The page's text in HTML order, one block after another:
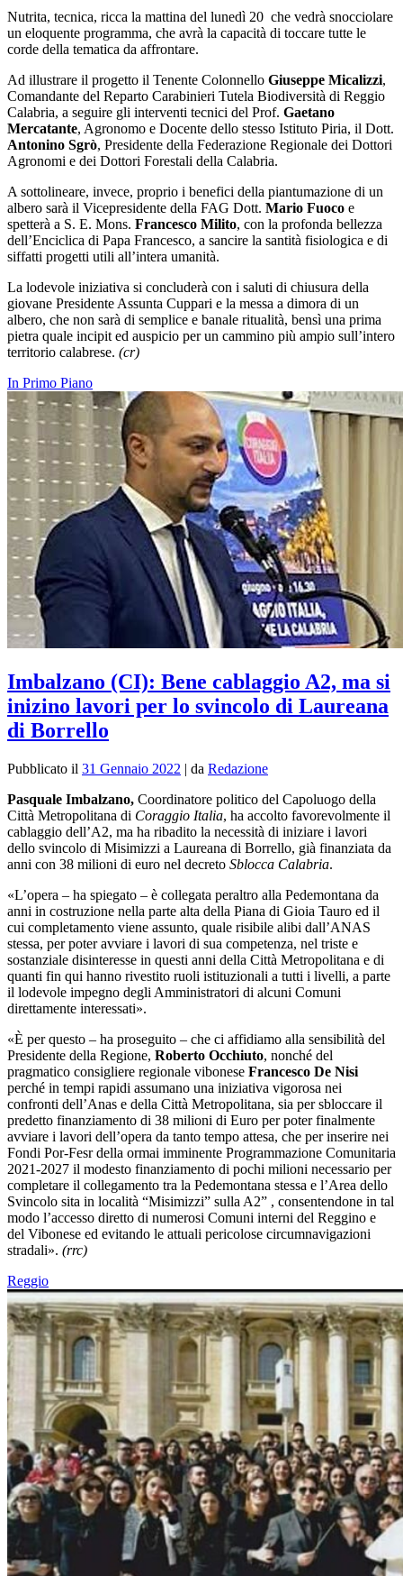
Nutrita, tecnica, ricca la mattina del lunedì 20 che vedrà snocciolare
un eloquente programma, che avrà la capacità di toccare tutte le
corde della tematica da affrontare.
Ad illustrare il progetto il Tenente Colonnello Giuseppe Micalizzi,
Comandante del Reparto Carabinieri Tutela Biodiversità di Reggio
Calabria, a seguire gli interventi tecnici del Prof. Gaetano
Mercatante, Agronomo e Docente dello stesso Istituto Piria, il Dott.
Antonino Sgrò, Presidente della Federazione Regionale dei Dottori
Agronomi e dei Dottori Forestali della Calabria.
A sottolineare, invece, proprio i benefici della piantumazione di un
albero sarà il Vicepresidente della FAG Dott. Mario Fuoco e
spetterà a S. E. Mons. Francesco Milito, con la profonda bellezza
dell’Enciclica di Papa Francesco, a sancire la santità fisiologica e di
siffatti progetti utili all’intera umanità.
La lodevole iniziativa si concluderà con i saluti di chiusura della
giovane Presidente Assunta Cuppari e la messa a dimora di un
albero, che non sarà di semplice e banale ritualità, bensì una prima
pietra quale incipit ed auspicio per un cammino più ampio sull’intero
territorio calabrese. (cr)
In Primo Piano
Imbalzano (CI): Bene cablaggio A2, ma si
inizino lavori per lo svincolo di Laureana
di Borrello
Pubblicato il 31 Gennaio 2022 | da Redazione
Pasquale Imbalzano, Coordinatore politico del Capoluogo della
Città Metropolitana di Coraggio Italia, ha accolto favorevolmente il
cablaggio dell’A2, ma ha ribadito la necessità di iniziare i lavori
dello svincolo di Misimizzi a Laureana di Borrello, già finanziata da
anni con 38 milioni di euro nel decreto Sblocca Calabria.
«L’opera – ha spiegato – è collegata peraltro alla Pedemontana da
anni in costruzione nella parte alta della Piana di Gioia Tauro ed il
cui completamento viene assunto, quale risibile alibi dall’ANAS
stessa, per poter avviare i lavori di sua competenza, nel triste e
sostanziale disinteresse in questi anni della Città Metropolitana e di
quanti fin qui hanno rivestito ruoli istituzionali a tutti i livelli, a parte
il lodevole impegno degli Amministratori di alcuni Comuni
direttamente interessati».
«È per questo – ha proseguito – che ci affidiamo alla sensibilità del
Presidente della Regione, Roberto Occhiuto, nonché del
pragmatico consigliere regionale vibonese Francesco De Nisi
perché in tempi rapidi assumano una iniziativa vigorosa nei
confronti dell’Anas e della Città Metropolitana, sia per sbloccare il
predetto finanziamento di 38 milioni di Euro per poter finalmente
avviare i lavori dell’opera da tanto tempo attesa, che per inserire nei
Fondi Por-Fesr della ormai imminente Programmazione Comunitaria
2021-2027 il modesto finanziamento di pochi milioni necessario per
completare il collegamento tra la Pedemontana stessa e l’Area dello
Svincolo sita in località “Misimizzi” sulla A2” , consentendone in tal
modo l’accesso diretto di numerosi Comuni interni del Reggino e
del Vibonese ed evitando le attuali pericolose circumnavigazioni
stradali». (rrc)
Reggio